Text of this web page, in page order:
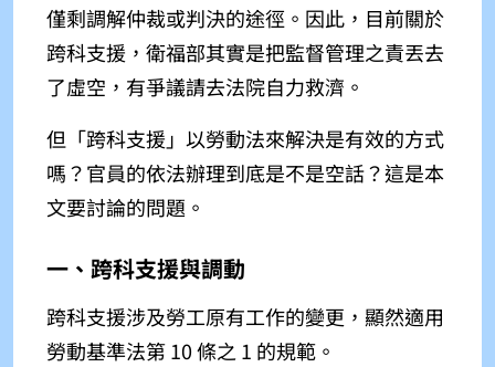
僅剩調解仲裁或判決的途徑。因此，目前關於
跨科支援，衛福部其實是把監督管理之責丟去
了虛空，有爭議請去法院自力救濟。
但「跨科支援」以勞動法來解決是有效的方式
嗎？官員的依法辦理到底是不是空話？這是本
文要討論的問題。
一、跨科支援與調動
跨科支援涉及勞工原有工作的變更，顯然適用
勞動基準法第 10 條之 1 的規範。